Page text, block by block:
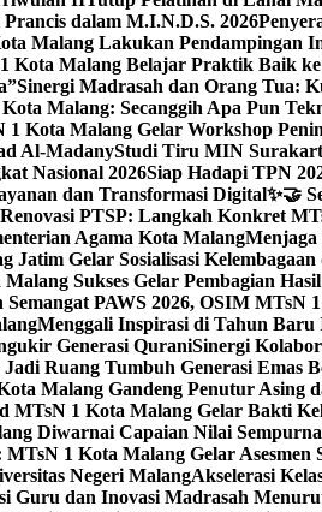
dalam M.I.N.D.S. 2026
Malang Lakukan Pendampingan
Kota Malang Belajar Praktik Baik
Sinergi Madrasah dan Orang Tua:
Malang: Secanggih Apa Pun
1 Kota Malang Gelar Workshop
Al-MadanyStudi Tiru MIN
Nasional 2026Siap Hadapi TPN
dan Transformasi Digital✨🤝
Renovasi PTSP: Langkah Konkret
Agama Kota MalangMenjaga
Jatim Gelar Sosialisasi
Sukses Gelar Pembagian
PAWS 2026, OSIM MTsN
Menggali Inspirasi di Tahun
Generasi QuraniSinergi
Ruang Tumbuh Generasi Emas
Malang Gandeng Penutur Asing
MTsN 1 Kota Malang Gelar Bakti
Diwarnai Capaian Nilai Sempurna
1 Kota Malang Gelar
Negeri MalangAkselerasi
Guru dan Inovasi Madrasah